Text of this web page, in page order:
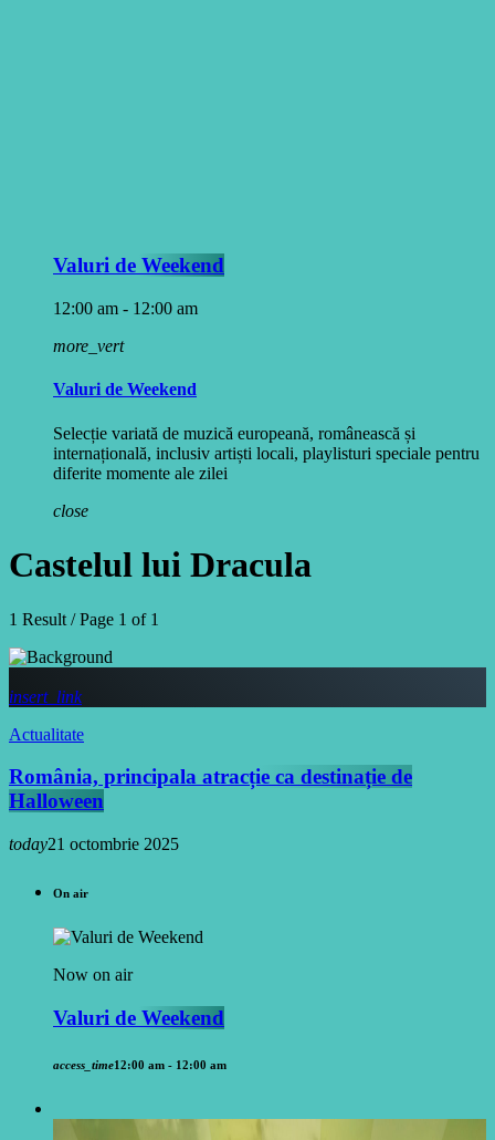
Valuri de Weekend
12:00 am - 12:00 am
more_vert
Valuri de Weekend
Selecție variată de muzică europeană, românească și
internațională, inclusiv artiști locali, playlisturi speciale pentru
diferite momente ale zilei
close
Castelul lui Dracula
1 Result / Page 1 of 1
insert_link
Actualitate
România, principala atracție ca destinație de
Halloween
today21 octombrie 2025
On air
Now on air
Valuri de Weekend
access_time12:00 am - 12:00 am